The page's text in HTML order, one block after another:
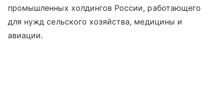
промышленных холдингов России, работающего
для нужд сельского хозяйства, медицины и
авиации.